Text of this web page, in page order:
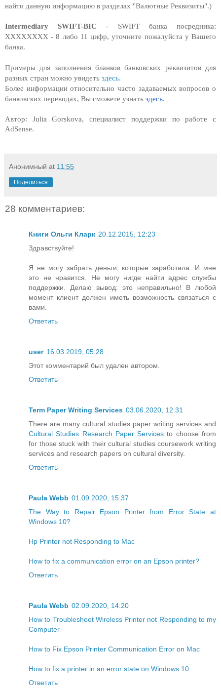
найти данную информацию в разделах "Валютные Реквизиты".)
Intermediary SWIFT-BIC - SWIFT банка посредника:
XXXXXXXX - 8 либо 11 цифр, уточните пожалуйста у Вашего
банка.
Примеры для заполнения бланков банковских реквизитов для
разных стран можно увидеть здесь.
Более информации относительно часто задаваемых вопросов о
банковских переводах, Вы сможете узнать здесь.
Автор: Julia Gorskova, специалист поддержки по работе с
AdSense.
Анонимный at 11:55
Поделиться
28 комментариев:
Книги Ольги Кларк 20.12.2015, 12:23
Здравствуйте!
Я не могу забрать деньги, которые заработала. И мне
это не нравится. Не могу нигде найти адрес службы
поддержки. Делаю вывод: это неправильно! В любой
момент клиент должен иметь возможность связаться с
вами.
Ответить
user 16.03.2019, 05:28
Этот комментарий был удален автором.
Ответить
Term Paper Writing Services 03.06.2020, 12:31
There are many cultural studies paper writing services and
Cultural Studies Research Paper Services to choose from
for those stuck with their cultural studies coursework writing
services and research papers on cultural diversity.
Ответить
Paula Webb 01.09.2020, 15:37
The Way to Repair Epson Printer from Error State at
Windows 10?
Hp Printer not Responding to Mac
How to fix a communication error on an Epson printer?
Ответить
Paula Webb 02.09.2020, 14:20
How to Troubleshoot Wireless Printer not Responding to my
Computer
How to Fix Epson Printer Communication Error on Mac
How to fix a printer in an error state on Windows 10
Ответить